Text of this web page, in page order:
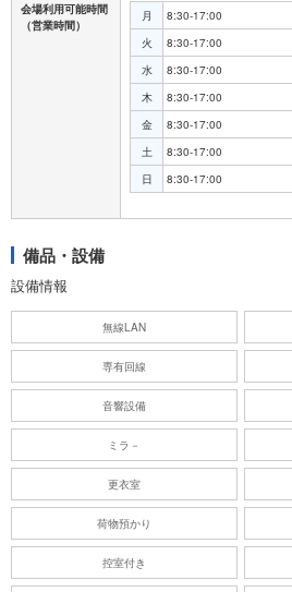
会場利用可能時間
（営業時間）
月
8:30-17:00
火
8:30-17:00
水
8:30-17:00
木
8:30-17:00
金
8:30-17:00
土
8:30-17:00
日
8:30-17:00
備品・設備
設備情報
無線LAN
専有回線
音響設備
ミラ－
更衣室
荷物預かり
控室付き